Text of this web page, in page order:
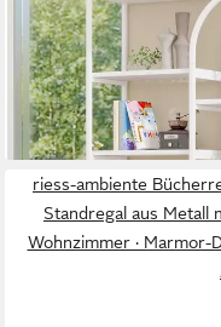
tlg., für Wohnzimmer
79,99 € UVP129,99 €
-38%
lieferbar - in 4-5 Werktagen
riess-ambiente
Standregal aus Metall
Wohnzimmer · Marmor-